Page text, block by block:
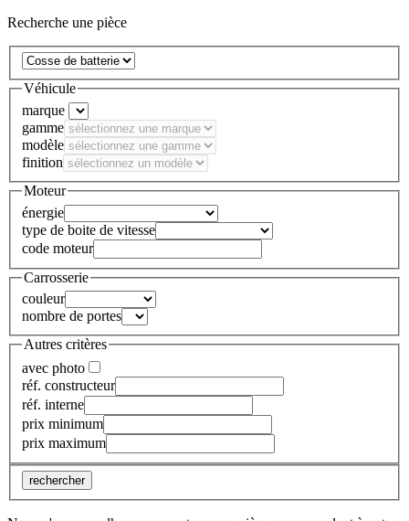
Recherche une pièce
Véhicule
marque
gamme
modèle
finition
Moteur
énergie
type de boite de vitesse
code moteur
Carrosserie
couleur
nombre de portes
Autres critères
avec photo
réf. constructeur
réf. interne
prix minimum
prix maximum
rechercher